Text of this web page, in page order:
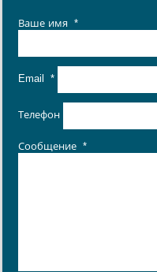
Ваше имя *
Email *
Телефон
Сообщение *